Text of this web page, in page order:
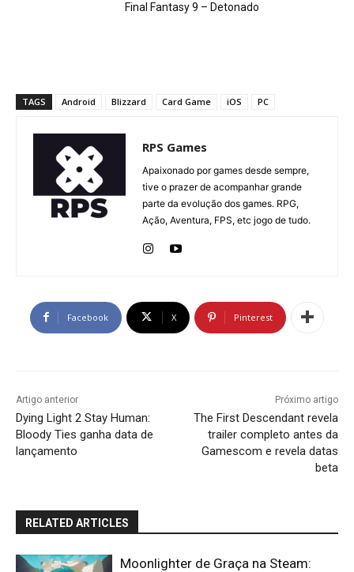
Final Fantasy 9 – Detonado
TAGS Android Blizzard Card Game iOS PC
RPS Games
Apaixonado por games desde sempre,
tive o prazer de acompanhar grande
parte da evolução dos games. RPG,
Ação, Aventura, FPS, etc jogo de tudo.
Facebook X Pinterest
Artigo anterior
Dying Light 2 Stay Human:
Bloody Ties ganha data de
lançamento
Próximo artigo
The First Descendant revela
trailer completo antes da
Gamescom e revela datas
beta
RELATED ARTICLES
Moonlighter de Graça na Steam: